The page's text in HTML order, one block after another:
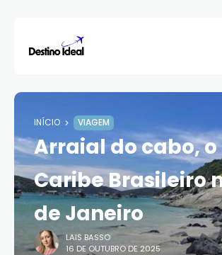
INÍCIO VIAGEM
Arraial do cabo, o
Caribe Brasileiro
de Janeiro
LAIS BASSO
16 DE OUTUBRO DE 2025